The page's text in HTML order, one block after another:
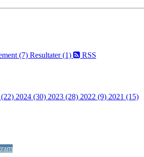
(7) Resultater (1) RSS
2024 (30) 2023 (28) 2022 (9) 2021 (15)